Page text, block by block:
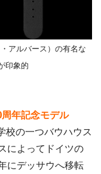
アルバース）の有名な
印象的
年記念モデル
校の一つバウハウス
によってドイツの
にデッサウへ移転